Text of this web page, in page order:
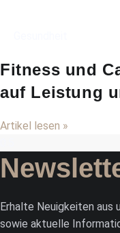
Fitness und
auf Leistung
Artikel lesen »
Erhalte Neuigkeiten aus
sowie aktuelle